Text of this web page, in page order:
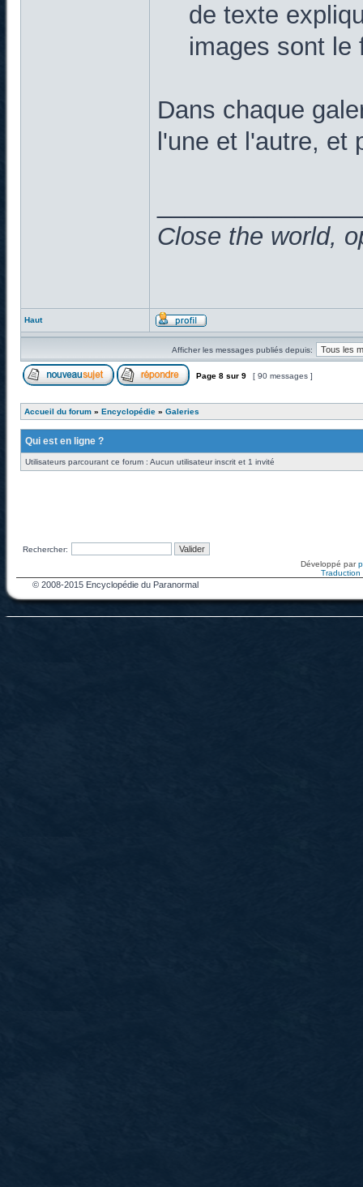
de texte
images sont le
Dans chaque
l'une et l'autre, et
Close the world,
Haut
Afficher les messages publiés depuis:
Page 8 sur 9 [ 90 messages ]
Accueil du forum » Encyclopédie » Galeries
Qui est en ligne ?
Utilisateurs parcourant ce forum : Aucun utilisateur inscrit et 1 invité
Rechercher:
Développé par
Traduction
© 2008-2015 Encyclopédie du Paranormal